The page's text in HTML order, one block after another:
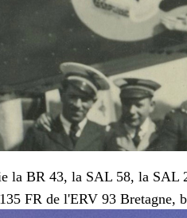
la BR 43, la SAL 58, la SAL
FR de l'ERV 93 Bretagne,